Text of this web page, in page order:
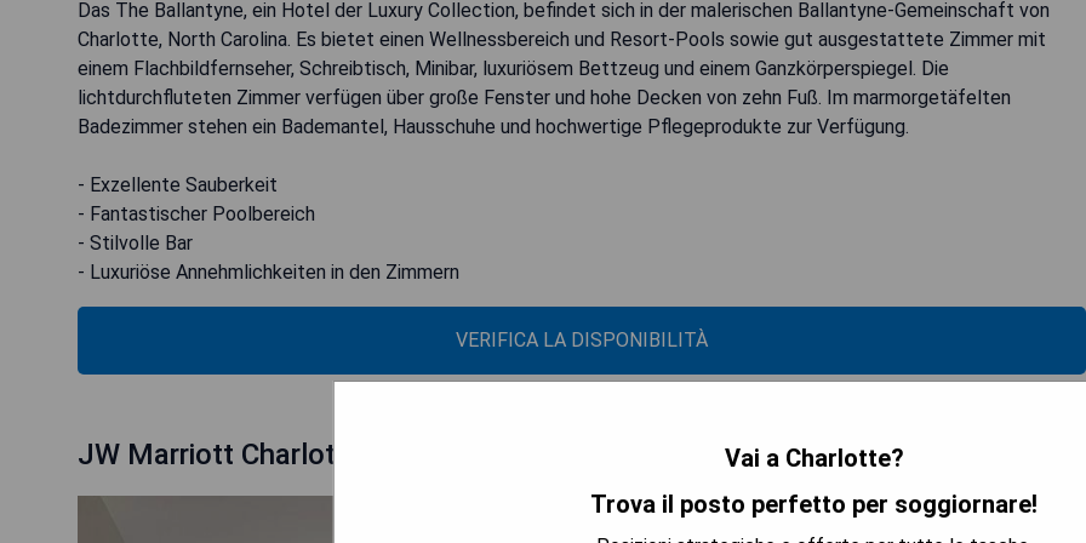
Das The Ballantyne, ein Hotel der Luxury Collection, befindet sich in der malerischen Ballantyne-Gemeinschaft von
Charlotte, North Carolina. Es bietet einen Wellnessbereich und Resort-Pools sowie gut ausgestattete Zimmer mit
einem Flachbildfernseher, Schreibtisch, Minibar, luxuriösem Bettzeug und einem Ganzkörperspiegel. Die
lichtdurchfluteten Zimmer verfügen über große Fenster und hohe Decken von zehn Fuß. Im marmorgetäfelten
Badezimmer stehen ein Bademantel, Hausschuhe und hochwertige Pflegeprodukte zur Verfügung.
- Exzellente Sauberkeit
- Fantastischer Poolbereich
- Stilvolle Bar
- Luxuriöse Annehmlichkeiten in den Zimmern
VERIFICA LA DISPONIBILITÀ
JW Marriott Charlotte
Vai a Charlotte?
Trova il posto perfetto per soggiornare!